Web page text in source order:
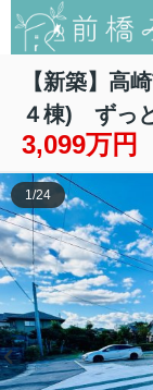
【新築】高
４棟) ずっ
3,099万円
1/24